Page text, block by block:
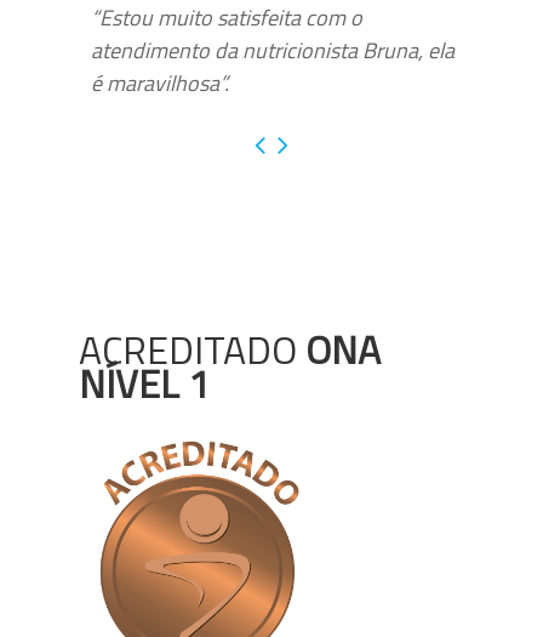
“Estou muito satisfeita com o
atendimento da nutricionista Bruna, ela
é maravilhosa”.
ACREDITADO ONA
NÍVEL 1